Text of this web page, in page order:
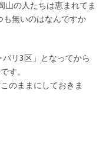
山の人たちは恵まれてま
も無いのはなんですか
リ3区」となってから
す。
のままにしておきま